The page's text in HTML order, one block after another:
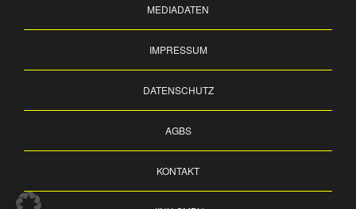
MEDIADATEN
IMPRESSUM
DATENSCHUTZ
AGBS
KONTAKT